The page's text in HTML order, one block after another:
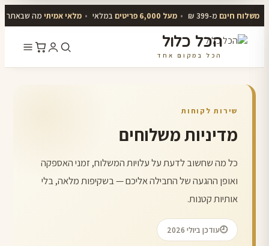
משלוח חינם מ-399 ₪ • מעל 6,000 פריטים במלאי • מלאי אמיתי מה שבאתר
הכל כלול
הכל במקום אחד
לתוכן
שירות לקוחות
מדיניות משלוחים
כל מה שחשוב לדעת על עלויות המשלוח, זמני האספקה
ואופן ההגעה של החבילה אליכם — בשקיפות מלאה, בלי
אותיות קטנות.
עודכן ביולי 2026